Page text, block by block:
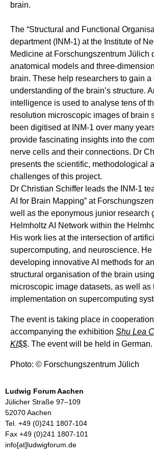
brain.
The “Structural and Functional
department (INM-1) at the Institute of
Medicine at Forschungszentrum Jülich
anatomical models and three-
brain. These help researchers to gain a
understanding of the brain’s structure.
intelligence is used to analyse tens of
resolution microscopic images of brain
been digitised at INM-1 over many
provide fascinating insights into the
nerve cells and their connections. Dr
presents the scientific, methodological
challenges of this project.
Dr Christian Schiffer leads the INM-1
AI for Brain Mapping” at
well as the eponymous junior research
Helmholtz AI Network within the
His work lies at the intersection of
supercomputing, and neuroscience. He
developing innovative AI methods for
structural organisation of the brain
microscopic image datasets, as well as
implementation on supercomputing
The event is taking place in
accompanying the exhibition Shu Lea
KI$$. The event will be held in German.
Photo: © Forschungszentrum Jülich
Ludwig Forum Aachen
Jülicher Straße 97–109
52070 Aachen
Tel. +49 (0)241 1807-104
Fax +49 (0)241 1807-101
info[at]ludwigforum.de